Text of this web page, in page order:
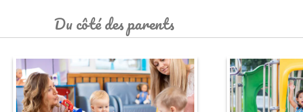
Du côté des parents